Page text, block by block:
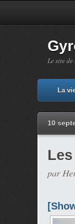
Le site
La
10
par